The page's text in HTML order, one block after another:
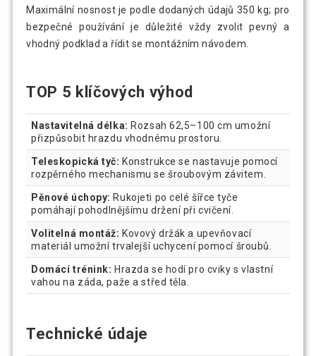
Maximální nosnost je podle dodaných údajů 350 kg; pro
bezpečné používání je důležité vždy zvolit pevný a
vhodný podklad a řídit se montážním návodem.
TOP 5 klíčových výhod
Nastavitelná délka: Rozsah 62,5–100 cm umožní
přizpůsobit hrazdu vhodnému prostoru.
Teleskopická tyč: Konstrukce se nastavuje pomocí
rozpěrného mechanismu se šroubovým závitem.
Pěnové úchopy: Rukojeti po celé šířce tyče
pomáhají pohodlnějšímu držení při cvičení.
Volitelná montáž: Kovový držák a upevňovací
materiál umožní trvalejší uchycení pomocí šroubů.
Domácí trénink: Hrazda se hodí pro cviky s vlastní
vahou na záda, paže a střed těla.
Technické údaje